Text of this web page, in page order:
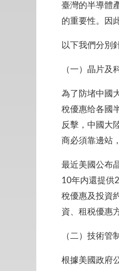
臺灣的半導體
的重要性。因
以下我們分別
（一）晶片及
為了防堵中國
稅優惠给各國
反擊，中國大
商必須靠邊站
最近美國公布
10年内還提供
稅優惠及投資
資、租税優惠
（二）技術管
根據美國政府